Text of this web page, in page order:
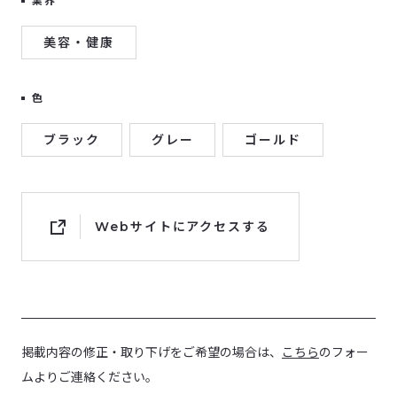
美容・健康
色
ブラック グレー ゴールド
Webサイトにアクセスする
掲載内容の修正・取り下げをご希望の場合は、 こちらのフォー
ムよりご連絡ください。